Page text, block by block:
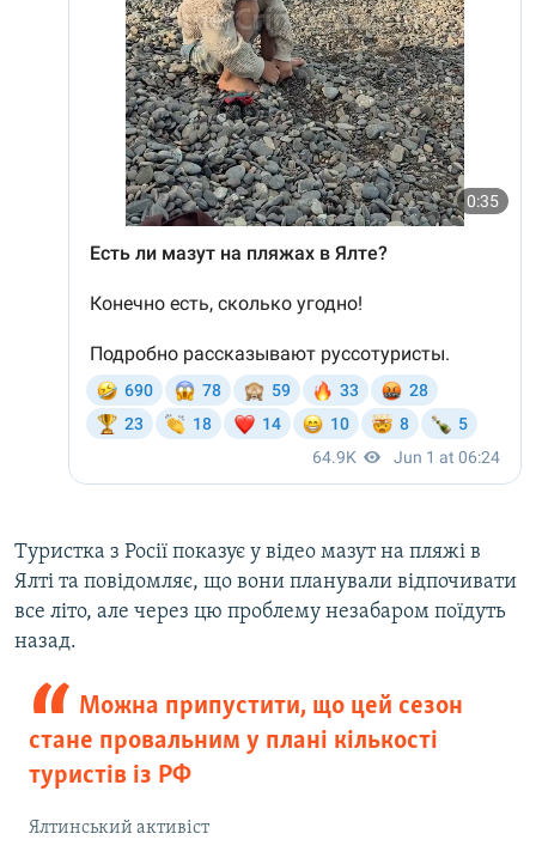
Туристка з Росії показує у відео мазут на пляжі в
Ялті та повідомляє, що вони планували відпочивати
все літо, але через цю проблему незабаром поїдуть
назад.
Можна припустити, що цей сезон
стане провальним у плані кількості
туристів із РФ
Ялтинський активіст